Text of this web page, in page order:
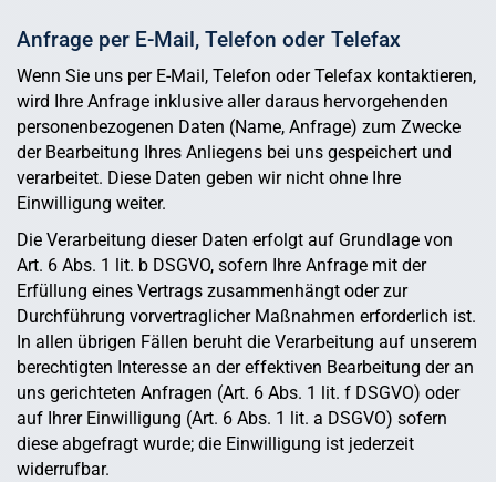
Anfrage per E-Mail, Telefon oder Telefax
Wenn Sie uns per E-Mail, Telefon oder Telefax kontaktieren,
wird Ihre Anfrage inklusive aller daraus hervorgehenden
personenbezogenen Daten (Name, Anfrage) zum Zwecke
der Bearbeitung Ihres Anliegens bei uns gespeichert und
verarbeitet. Diese Daten geben wir nicht ohne Ihre
Einwilligung weiter.
Die Verarbeitung dieser Daten erfolgt auf Grundlage von
Art. 6 Abs. 1 lit. b DSGVO, sofern Ihre Anfrage mit der
Erfüllung eines Vertrags zusammenhängt oder zur
Durchführung vorvertraglicher Maßnahmen erforderlich ist.
In allen übrigen Fällen beruht die Verarbeitung auf unserem
berechtigten Interesse an der effektiven Bearbeitung der an
uns gerichteten Anfragen (Art. 6 Abs. 1 lit. f DSGVO) oder
auf Ihrer Einwilligung (Art. 6 Abs. 1 lit. a DSGVO) sofern
diese abgefragt wurde; die Einwilligung ist jederzeit
widerrufbar.